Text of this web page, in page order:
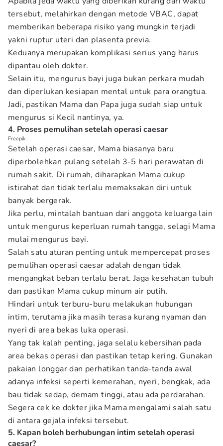
tersebut, melahirkan dengan metode VBAC, dapat
memberikan beberapa risiko yang mungkin terjadi
yakni ruptur uteri dan plasenta previa.
Keduanya merupakan komplikasi serius yang harus
dipantau oleh dokter.
Selain itu, mengurus bayi juga bukan perkara mudah
dan diperlukan kesiapan mental untuk para orangtua.
Jadi, pastikan Mama dan Papa juga sudah siap untuk
mengurus si Kecil nantinya, ya.
4. Proses pemulihan setelah operasi caesar
Freepik
Setelah operasi caesar, Mama biasanya baru
diperbolehkan pulang setelah 3-5 hari perawatan di
rumah sakit. Di rumah, diharapkan Mama cukup
istirahat dan tidak terlalu memaksakan diri untuk
banyak bergerak.
Jika perlu, mintalah bantuan dari anggota keluarga lain
untuk mengurus keperluan rumah tangga, selagi Mama
mulai mengurus bayi.
Salah satu aturan penting untuk mempercepat proses
pemulihan operasi caesar adalah dengan tidak
mengangkat beban terlalu berat. Jaga kesehatan tubuh
dan pastikan Mama cukup minum air putih.
Hindari untuk terburu-buru melakukan hubungan
intim, terutama jika masih terasa kurang nyaman dan
nyeri di area bekas luka operasi.
Yang tak kalah penting, jaga selalu kebersihan pada
area bekas operasi dan pastikan tetap kering. Gunakan
pakaian longgar dan perhatikan tanda-tanda awal
adanya infeksi seperti kemerahan, nyeri, bengkak, ada
bau tidak sedap, demam tinggi, atau ada perdarahan.
Segera cek ke dokter jika Mama mengalami salah satu
di antara gejala infeksi tersebut.
5. Kapan boleh berhubungan intim setelah operasi
caesar?